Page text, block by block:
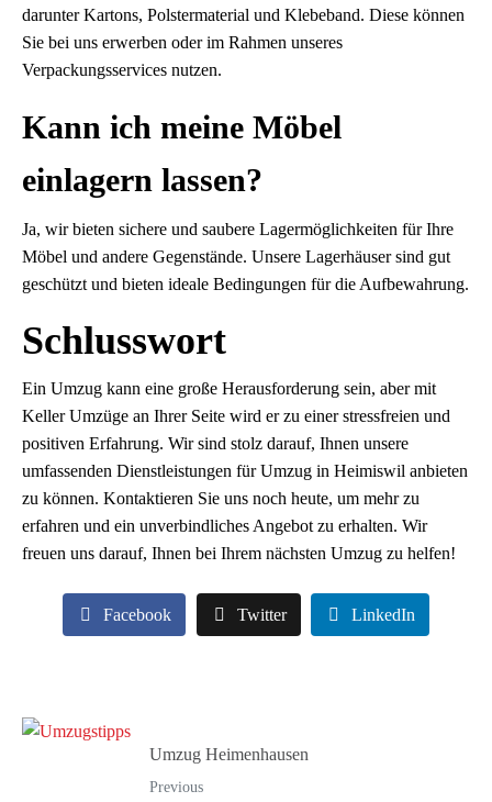
darunter Kartons, Polstermaterial und Klebeband. Diese können
Sie bei uns erwerben oder im Rahmen unseres
Verpackungsservices nutzen.
Kann ich meine Möbel
einlagern lassen?
Ja, wir bieten sichere und saubere Lagermöglichkeiten für Ihre
Möbel und andere Gegenstände. Unsere Lagerhäuser sind gut
geschützt und bieten ideale Bedingungen für die Aufbewahrung.
Schlusswort
Ein Umzug kann eine große Herausforderung sein, aber mit
Keller Umzüge an Ihrer Seite wird er zu einer stressfreien und
positiven Erfahrung. Wir sind stolz darauf, Ihnen unsere
umfassenden Dienstleistungen für Umzug in Heimiswil anbieten
zu können. Kontaktieren Sie uns noch heute, um mehr zu
erfahren und ein unverbindliches Angebot zu erhalten. Wir
freuen uns darauf, Ihnen bei Ihrem nächsten Umzug zu helfen!
Facebook Twitter LinkedIn
Umzug Heimenhausen
Previous